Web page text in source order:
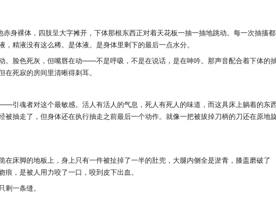
赤身裸体，四肢呈大字摊开，下体那根东西正对着天花板一抽一抽地跳动。每一次抽搐都
精液没有这么稀。是体液。是身体里剩下的最后一点水分。
。脸色死灰，但嘴唇在动——不是呼吸，不是在说话，是在呻吟。那声音配合着下体的
死寂的房间里清晰得刺耳。
引魂者对这个最敏感。活人有活人的气息，死人有死人的味道，而这具床上躺着的东
抽走了，但身体还在执行抽走之前最后一个动作。就像一把被拔掉刀柄的刀还在原地
在床脚的地板上，身上只有一件被扯掉了一半的肚兜，大腿内侧全是淤青，膝盖磨破了
，是被人用力咬了一口，咬到皮下出血。
剩一条缝。